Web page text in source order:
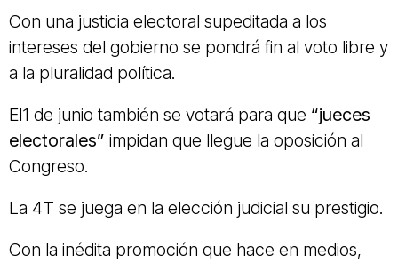
Con una justicia electoral supeditada a los
intereses del gobierno se pondrá fin al voto libre y
a la pluralidad política.
El1 de junio también se votará para que “jueces
electorales” impidan que llegue la oposición al
Congreso.
La 4T se juega en la elección judicial su prestigio.
Con la inédita promoción que hace en medios,